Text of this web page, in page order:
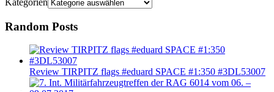
Kategorien
Random Posts
Review TIRPITZ flags #eduard SPACE #1:350 #3DL53007